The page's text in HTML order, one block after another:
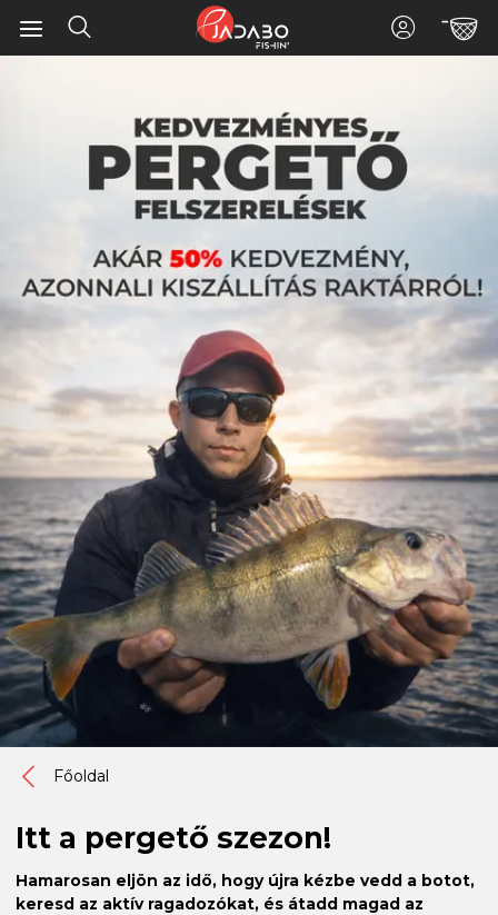
Főoldal
Itt a pergető szezon!
Hamarosan eljön az idő, hogy újra kézbe vedd a botot,
keresd az aktív ragadozókat, és átadd magad az